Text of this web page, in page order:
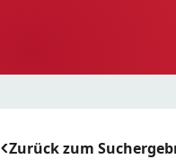
Zurück zum